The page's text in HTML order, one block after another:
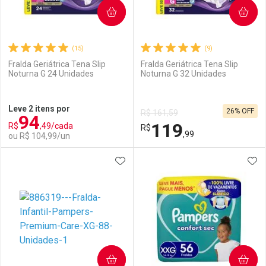
Comprar sem Desconto
Por R$ 117,69/cada
Comprar sem Desconto
Por R$ 117,69/cada
Comprar sem Desconto
Por R$ 116,35/cada
Comprar sem Desconto
Por R$ 116,35/cada
(15)
Fralda Geriátrica Tena Slip
Noturna G 24 Unidades
Leve 2 itens por
R$94,49/cada
ou R$ 104,99/un
COMPRAR
Laboratório
Por Menos
(9)
Fralda Geriátrica Tena Slip
Noturna G 32 Unidades
R$ 161,59
R$119,99
26% OFF
COMPRAR
Laboratório
Por Menos
ADICIONAR AOS FAVORITOS
COMPRAR COMPRAR